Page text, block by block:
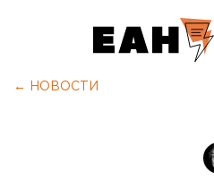
← НОВОСТИ